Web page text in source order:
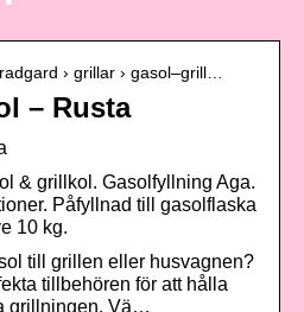
› grillar › gasol–grill…
– Rusta
& grillkol. Gasolfyllning Aga.
Påfyllnad till gasolflaska
10 kg.
till grillen eller husvagnen?
tillbehören för att hålla
grillningen. Vä…